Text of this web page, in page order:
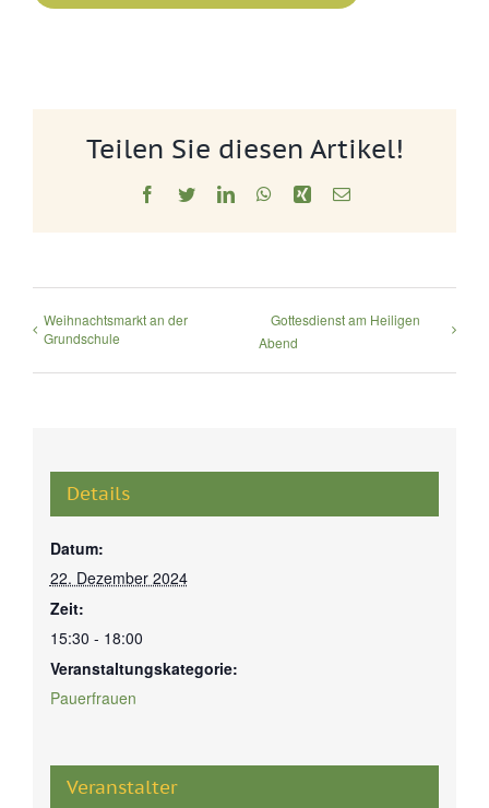
Teilen Sie diesen Artikel!
Facebook
TwitterLinkedInWhatsApp
Xing E-
Weihnachtsmarkt an der
Grundschule
Gottesdienst am Heiligen
Abend
Details
Datum:
22. Dezember 2024
Zeit:
15:30 - 18:00
Veranstaltungskategorie:
Pauerfrauen
Veranstalter